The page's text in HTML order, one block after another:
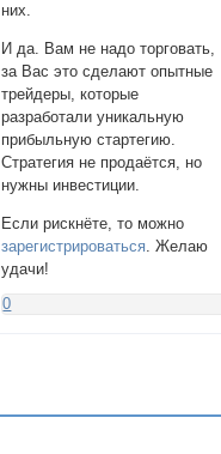
них.
И да. Вам не надо торговать,
за Вас это сделают опытные
трейдеры, которые
разработали уникальную
прибыльную стартегию.
Стратегия не продаётся, но
нужны инвестиции.
Если рискнёте, то можно
зарегистрироваться . Желаю
удачи!
0